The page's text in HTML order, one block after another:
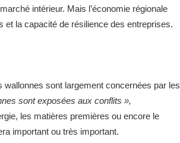
intérieur. Mais l’économie régionale
et la capacité de résilience des entreprises.
wallonnes sont largement concernées par les
sont exposées aux conflits »,
les matières premières ou encore le
important ou très important.